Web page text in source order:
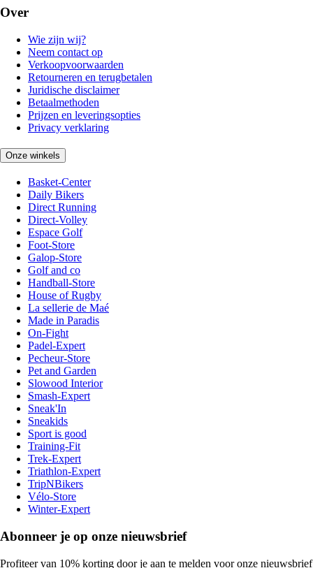
Over
Wie zijn wij?
Neem contact op
Verkoopvoorwaarden
Retourneren en terugbetalen
Juridische disclaimer
Betaalmethoden
Prijzen en leveringsopties
Privacy verklaring
Onze winkels
Basket-Center
Daily Bikers
Direct Running
Direct-Volley
Espace Golf
Foot-Store
Galop-Store
Golf and co
Handball-Store
House of Rugby
La sellerie de Maé
Made in Paradis
On-Fight
Padel-Expert
Pecheur-Store
Pet and Garden
Slowood Interior
Smash-Expert
Sneak'In
Sneakids
Sport is good
Training-Fit
Trek-Expert
Triathlon-Expert
TripNBikers
Vélo-Store
Winter-Expert
Abonneer je op onze nieuwsbrief
Profiteer van 10% korting door je aan te melden voor onze nieuwsbrief